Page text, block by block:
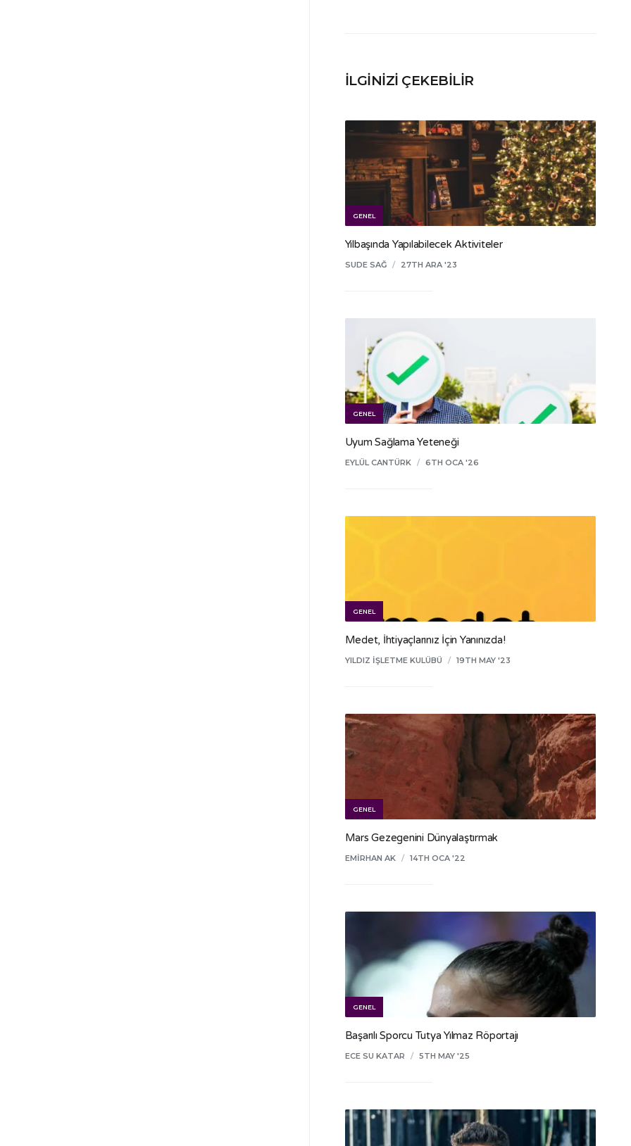
İLGINIZI ÇEKEBILIR
GENEL
Yılbaşında Yapılabilecek Aktiviteler
SUDE SAĞ / 27TH ARA '23
GENEL
Uyum Sağlama Yeteneği
EYLÜL CANTÜRK / 6TH OCA '26
GENEL
Medet, İhtiyaçlarınız İçin Yanınızda!
YILDIZ İŞLETME KULÜBÜ / 19TH MAY '23
GENEL
Mars Gezegenini Dünyalaştırmak
EMIRHAN AK / 14TH OCA '22
GENEL
Başarılı Sporcu Tutya Yılmaz Röportajı
ECE SU KATAR / 5TH MAY '25